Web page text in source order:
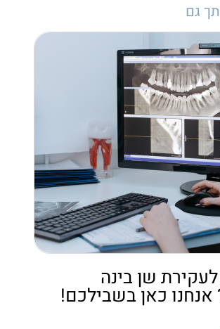
גם
שן בינה
אנחנו כאן בשבילכם!